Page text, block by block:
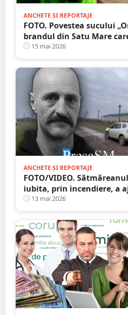
ANCHETE ȘI REPORTAJE
FOTO. Povestea sucului
brandul din Satu Mare
Cola și Pepsi
15 mai 2026
ANCHETE ȘI REPORTAJE
FOTO/VIDEO.
iubita, prin incendiere, a
judecătorilor
13 mai 2026